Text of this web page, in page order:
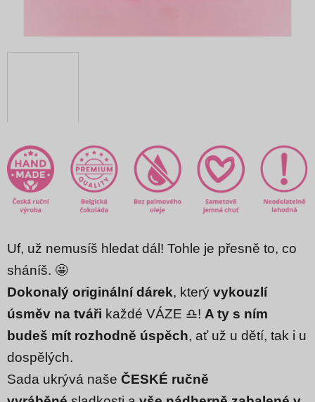
Uf, už nemusíš hledat dál! Tohle je přesně to, co
sháníš. 🤩
Dokonalý originální dárek, který vykouzlí
úsměv na tváři každé VÁZE ♎! A ty s ním
budeš mít rozhodně úspěch, ať už u dětí, tak i u
dospělých.
Sada ukrývá naše ČESKÉ ručně